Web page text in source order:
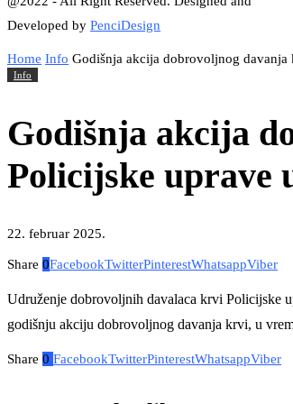
Developed by PenciDesign
Home Info Godišnja akcija dobrovoljnog
Info
Godišnja akcija
Policijske uprave
22. februar 2025.
Share 0FacebookTwitterPinterestWhatsappViber
Udruženje dobrovoljnih davalaca krvi Policijske
godišnju akciju dobrovoljnog davanja krvi, u
Share 0 FacebookTwitterPinterestWhatsappViber